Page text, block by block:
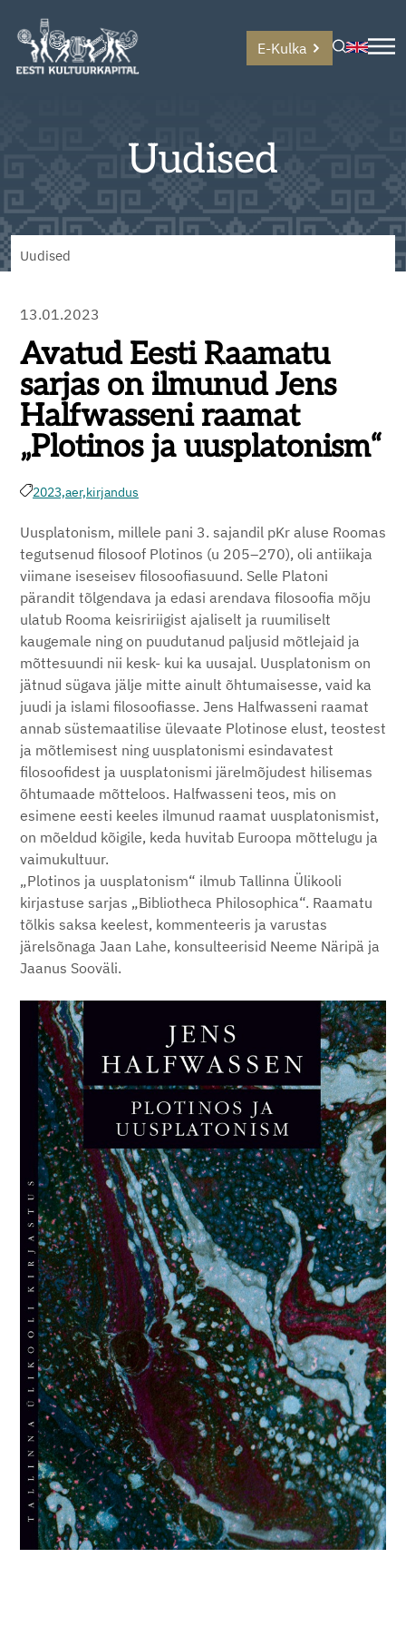
E-Kulka
Uudised
Uudised
13.01.2023
Avatud Eesti Raamatu
sarjas on ilmunud Jens
Halfwasseni raamat
„Plotinos ja uusplatonism“
2023,aer,kirjandus
Uusplatonism, millele pani 3. sajandil pKr aluse Roomas
tegutsenud filosoof Plotinos (u 205–270), oli antiikaja
viimane iseseisev filosoofiasuund. Selle Platoni
pärandit tõlgendava ja edasi arendava filosoofia mõju
ulatub Rooma keisririigist ajaliselt ja ruumiliselt
kaugemale ning on puudutanud paljusid mõtlejaid ja
mõttesuundi nii kesk- kui ka uusajal. Uusplatonism on
jätnud sügava jälje mitte ainult õhtumaisesse, vaid ka
juudi ja islami filosoofiasse. Jens Halfwasseni raamat
annab süstemaatilise ülevaate Plotinose elust, teostest
ja mõtlemisest ning uusplatonismi esindavatest
filosoofidest ja uusplatonismi järelmõjudest hilisemas
õhtumaade mõtteloos. Halfwasseni teos, mis on
esimene eesti keeles ilmunud raamat uusplatonismist,
on mõeldud kõigile, keda huvitab Euroopa mõttelugu ja
vaimukultuur.
„Plotinos ja uusplatonism“ ilmub Tallinna Ülikooli
kirjastuse sarjas „Bibliotheca Philosophica“. Raamatu
tõlkis saksa keelest, kommenteeris ja varustas
järelsõnaga Jaan Lahe, konsulteerisid Neeme Näripä ja
Jaanus Sooväli.